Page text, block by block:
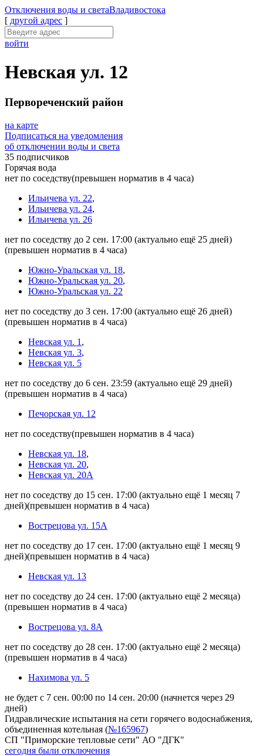
Отключения воды и светаВладивостока
[ другой адрес ]
войти
Невская ул. 12
Первореченский район
на карте
Подписаться на уведомления
об отключении воды и света
35 подписчиков
Горячая вода
нет по соседству(превышен норматив в 4 часа)
Ильичева ул. 22,
Ильичева ул. 24,
Ильичева ул. 26
нет по соседству до 2 сен. 17:00 (актуально ещё 25 дней)
(превышен норматив в 4 часа)
Южно-Уральская ул. 18,
Южно-Уральская ул. 20,
Южно-Уральская ул. 22
нет по соседству до 3 сен. 17:00 (актуально ещё 26 дней)
(превышен норматив в 4 часа)
Невская ул. 1 ,
Невская ул. 3,
Невская ул. 5
нет по соседству до 6 сен. 23:59 (актуально ещё 29 дней)
(превышен норматив в 4 часа)
Печорская ул. 12
нет по соседству(превышен норматив в 4 часа)
Невская ул. 18,
Невская ул. 20,
Невская ул. 20А
нет по соседству до 15 сен. 17:00 (актуально ещё 1 месяц 7
дней)(превышен норматив в 4 часа)
Вострецова ул. 15А
нет по соседству до 17 сен. 17:00 (актуально ещё 1 месяц 9
дней)(превышен норматив в 4 часа)
Невская ул. 13
нет по соседству до 24 сен. 17:00 (актуально ещё 2 месяца)
(превышен норматив в 4 часа)
Вострецова ул. 8А
нет по соседству до 28 сен. 17:00 (актуально ещё 2 месяца)
(превышен норматив в 4 часа)
Нахимова ул. 5
не будет с 7 сен. 00:00 по 14 сен. 20:00 (начнется через 29
дней)
Гидравлические испытания на сети горячего водоснабжения,
объединенная котельная (№165967)
СП "Приморские тепловые сети" АО "ДГК"
сегодня были отключения